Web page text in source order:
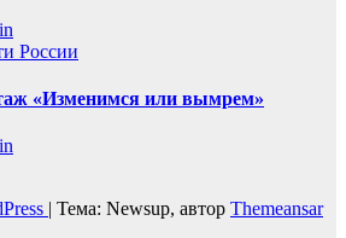
России
«Изменимся или вымрем»
| Тема: Newsup, автор Themeansar